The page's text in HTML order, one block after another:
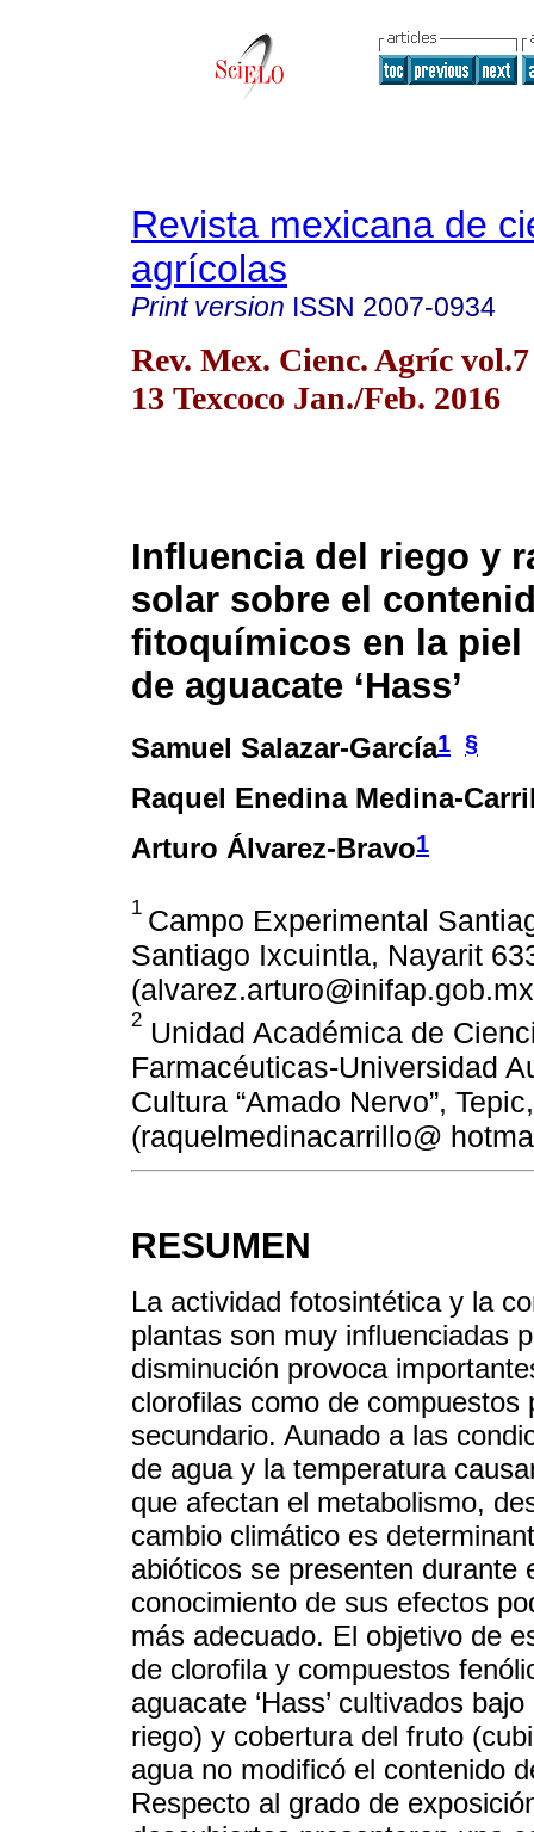
Revista mexicana de
agrícolas
Print version ISSN 2007-0934
Rev. Mex. Cienc. Agríc vol.7
13 Texcoco Jan./Feb. 2016
Influencia del riego y
solar sobre el
fitoquímicos en la piel
de aguacate ‘Hass’
Samuel Salazar-García1 §
Raquel Enedina Medina-
Arturo Álvarez-Bravo1
1 Campo Experimental
Santiago Ixcuintla, Nayarit
2 Unidad Académica de
Farmacéuticas-Universidad
Cultura “Amado Nervo”,
(raquelmedinacarrillo@
RESUMEN
La actividad fotosintética y la
plantas son muy influenciadas
disminución provoca
clorofilas como de
secundario. Aunado a las
de agua y la temperatura
que afectan el metabolismo,
cambio climático es
abióticos se presenten durante
conocimiento de sus efectos
más adecuado. El objetivo de
de clorofila y compuestos
aguacate ‘Hass’ cultivados
riego) y cobertura del fruto
agua no modificó el contenido
Respecto al grado de